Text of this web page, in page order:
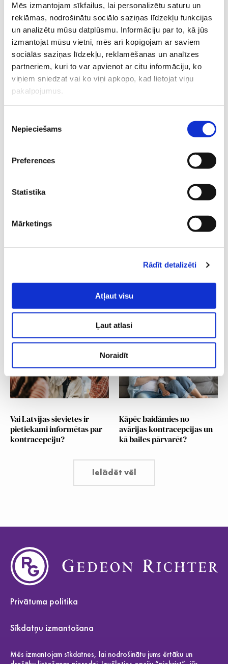
Mēs izmantojam sīkfailus, lai personalizētu saturu un
reklāmas, nodrošinātu sociālo saziņas līdzekļu funkcijas
un analizētu mūsu datplūsmu. Informāciju par to, kā jūs
izmantojat mūsu vietni, mēs arī kopīgojam ar saviem
sociālās saziņas līdzekļu, reklamēšanas un analīzes
partneriem, kuri to var apvienot ar citu informāciju, ko
viņiem sniedzat vai ko viņi apkopo, kad lietojat viņu
pakalpojumus.
izvēle
Nepieciešams
Preferences
Statistika
Mārketings
Rādīt detalizēti
Atļaut visu
Ļaut atlasi
Noraidīt
Mēs izmantojam sīkdatnes, lai nodrošinātu jums ērtāku un
Atspēkojam mītus par
hormonālo kontracepciju:
kur rodas aizspriedumi?
Kā iedalās hormonālās
Kā noteikt kontracepcijas
Kādas ir populārākās
Ko stāstīt un jautāt
ginekologam, izvēloties
Vai hormonālā
kontracepcija jāizvēlas uz
visu dzīvi?
Vai Latvijas sievietes ir
pietiekami informētas par
kontracepciju?
Kāpēc baidāmies no
avārijas kontracepcijas un
kā bailes pārvarēt?
Ielādēt vēl
Privātuma politika
Sīkdatņu izmantošana
Par mums